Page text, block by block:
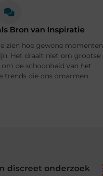
Bron van Inspiratie
zien hoe gewone momenten
Het draait niet om grootse
de schoonheid van het
trends die ons omarmen.
discreet onderzoek